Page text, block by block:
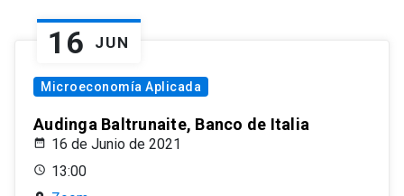
16 JUN
Microeconomía Aplicada
Audinga Baltrunaite, Banco de Italia
16 de Junio de 2021
13:00